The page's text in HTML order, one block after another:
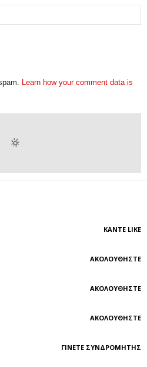
Learn how your comment data is
ΚΆΝΤΕ LIKE
ΑΚΟΛΟΥΘΉΣΤΕ
ΑΚΟΛΟΥΘΉΣΤΕ
ΑΚΟΛΟΥΘΉΣΤΕ
ΓΊΝΕΤΕ ΣΥΝΔΡΟΜΗΤΉΣ